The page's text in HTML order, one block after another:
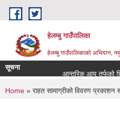
Skip to main content
हेलम्बु गाउँपालिका
हेलम्बु गाउँपालिकाको अभियान,
सूचना
आन्तरिक आय तर्फको
You are here
Home » राहत सामाग्रीको विवरण प्रकाशन